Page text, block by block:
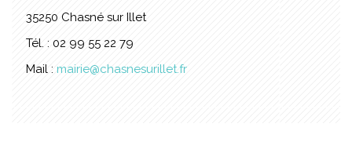
35250 Chasné sur Illet
Tél. : 02 99 55 22 79
Mail : mairie@chasnesurillet.fr